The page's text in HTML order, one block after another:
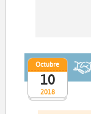
2018
Octubre
10